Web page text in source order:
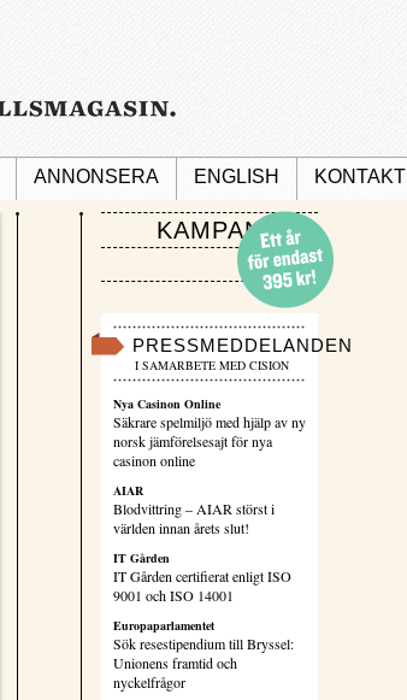
ANNONSERA ENGLISH KONTAKT
KAMPANJ
PRESSMEDDELANDEN
I SAMARBETE MED CISION
Nya Casinon Online
Säkrare spelmiljö med hjälp av ny
norsk jämförelsesajt för nya
casinon online
AIAR
Blodvittring – AIAR störst i
världen innan årets slut!
IT Gården
IT Gården certifierat enligt ISO
9001 och ISO 14001
Europaparlamentet
Sök resestipendium till Bryssel:
Unionens framtid och
nyckelfrågor